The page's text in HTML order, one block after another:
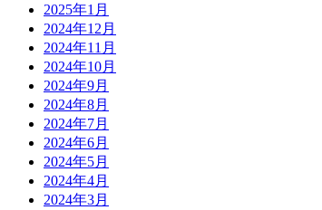
2025年1月
2024年12月
2024年11月
2024年10月
2024年9月
2024年8月
2024年7月
2024年6月
2024年5月
2024年4月
2024年3月